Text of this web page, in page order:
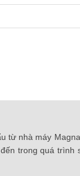
từ nhà máy
trong quá